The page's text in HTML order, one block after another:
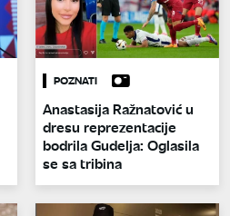
POZNATI
Anastasija Ražnatović u
dresu reprezentacije
bodrila Gudelja: Oglasila
se sa tribina